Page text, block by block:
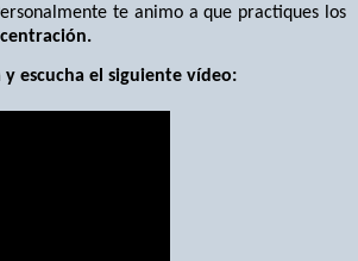
te animo a que practiques los
escucha el siguiente vídeo: